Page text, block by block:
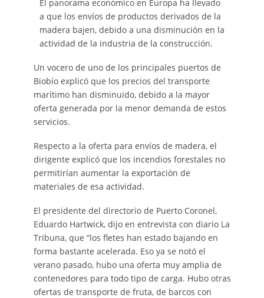
El panorama económico en Europa ha llevado
a que los envíos de productos derivados de la
madera bajen, debido a una disminución en la
actividad de la industria de la construcción.
Un vocero de uno de los principales puertos de
Biobío explicó que los precios del transporte
marítimo han disminuido, debido a la mayor
oferta generada por la menor demanda de estos
servicios.
Respecto a la oferta para envíos de madera, el
dirigente explicó que los incendios forestales no
permitirían aumentar la exportación de
materiales de esa actividad.
El presidente del directorio de Puerto Coronel,
Eduardo Hartwick, dijo en entrevista con diario La
Tribuna, que “los fletes han estado bajando en
forma bastante acelerada. Eso ya se notó el
verano pasado, hubo una oferta muy amplia de
contenedores para todo tipo de carga. Hubo otras
ofertas de transporte de fruta, de barcos con